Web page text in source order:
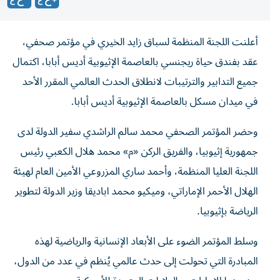
أعلنت اللجنة المنظمة لسباق زايد الخيري في مؤتمر صحفي،
عقد بفندق حياة ريجنسي بالعاصمة الإثيوبية أديس أبابا، اكتمال
جميع التدابير والترتيبات لانطلاق الحدث العالمي المقرر الأحد
في ميدان مسكل بالعاصمة الإثيوبية أديس أبابا.
وحضر المؤتمر الصحفي محمد سالم الراشدي سفير الدولة لدى
جمهورية إثيوبيا، والفريق الركن «م» محمد هلال الكعبي رئيس
اللجنة العليا المنظمة، وأحمد ساري المزروعي الأمين العام لهيئة
الهلال الأحمر الإماراتي، وميكيو محمد اباديقا وزير الدولة لتطوير
الرياضة بإثيوبيا.
وسلط المؤتمر الضوء على الأبعاد الإنسانية والرياضية لهذه
المبادرة التي تحولت إلى حدث عالمي يُنظم في عدد من الدول،